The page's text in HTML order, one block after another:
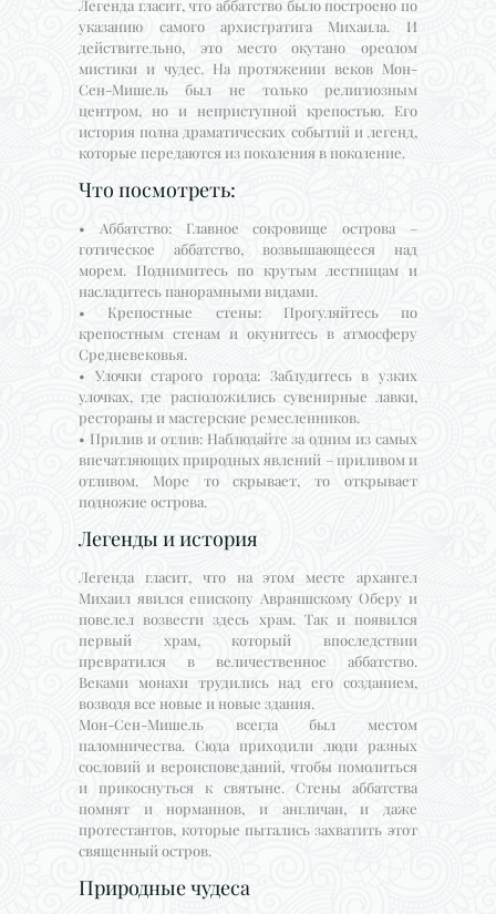
Легенда гласит, что аббатство было построено по
указанию самого архистратига Михаила. И
действительно, это место окутано ореолом
мистики и чудес. На протяжении веков Мон-
Сен-Мишель был не только религиозным
центром, но и неприступной крепостью. Его
история полна драматических событий и легенд,
которые передаются из поколения в поколение.
Что посмотреть:
• Аббатство: Главное сокровище острова –
готическое аббатство, возвышающееся над
морем. Поднимитесь по крутым лестницам и
насладитесь панорамными видами.
• Крепостные стены: Прогуляйтесь по
крепостным стенам и окунитесь в атмосферу
Средневековья.
• Улочки старого города: Заблудитесь в узких
улочках, где расположились сувенирные лавки,
рестораны и мастерские ремесленников.
• Прилив и отлив: Наблюдайте за одним из самых
впечатляющих природных явлений – приливом и
отливом. Море то скрывает, то открывает
подножие острова.
Легенды и история
Легенда гласит, что на этом месте архангел
Михаил явился епископу Авраншскому Оберу и
повелел возвести здесь храм. Так и появился
первый храм, который впоследствии
превратился в величественное аббатство.
Веками монахи трудились над его созданием,
возводя все новые и новые здания.
Мон-Сен-Мишель всегда был местом
паломничества. Сюда приходили люди разных
сословий и вероисповеданий, чтобы помолиться
и прикоснуться к святыне. Стены аббатства
помнят и норманнов, и англичан, и даже
протестантов, которые пытались захватить этот
священный остров.
Природные чудеса